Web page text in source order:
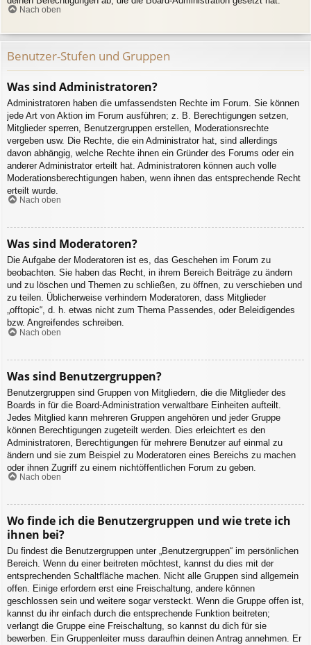
Nach oben
Benutzer-Stufen und Gruppen
Was sind Administratoren?
Administratoren haben die umfassendsten Rechte im Forum. Sie können
jede Art von Aktion im Forum ausführen; z. B. Berechtigungen setzen,
Mitglieder sperren, Benutzergruppen erstellen, Moderationsrechte
vergeben usw. Die Rechte, die ein Administrator hat, sind allerdings
davon abhängig, welche Rechte ihnen ein Gründer des Forums oder ein
anderer Administrator erteilt hat. Administratoren können auch volle
Moderationsberechtigungen haben, wenn ihnen das entsprechende Recht
erteilt wurde.
Nach oben
Was sind Moderatoren?
Die Aufgabe der Moderatoren ist es, das Geschehen im Forum zu
beobachten. Sie haben das Recht, in ihrem Bereich Beiträge zu ändern
und zu löschen und Themen zu schließen, zu öffnen, zu verschieben und
zu teilen. Üblicherweise verhindern Moderatoren, dass Mitglieder
„offtopic“, d. h. etwas nicht zum Thema Passendes, oder Beleidigendes
bzw. Angreifendes schreiben.
Nach oben
Was sind Benutzergruppen?
Benutzergruppen sind Gruppen von Mitgliedern, die die Mitglieder des
Boards in für die Board-Administration verwaltbare Einheiten aufteilt.
Jedes Mitglied kann mehreren Gruppen angehören und jeder Gruppe
können Berechtigungen zugeteilt werden. Dies erleichtert es den
Administratoren, Berechtigungen für mehrere Benutzer auf einmal zu
ändern und sie zum Beispiel zu Moderatoren eines Bereichs zu machen
oder ihnen Zugriff zu einem nichtöffentlichen Forum zu geben.
Nach oben
Wo finde ich die Benutzergruppen und wie trete ich
ihnen bei?
Du findest die Benutzergruppen unter „Benutzergruppen“ im persönlichen
Bereich. Wenn du einer beitreten möchtest, kannst du dies mit der
entsprechenden Schaltfläche machen. Nicht alle Gruppen sind allgemein
offen. Einige erfordern erst eine Freischaltung, andere können
geschlossen sein und weitere sogar versteckt. Wenn die Gruppe offen ist,
kannst du ihr einfach durch die entsprechende Funktion beitreten;
verlangt die Gruppe eine Freischaltung, so kannst du dich für sie
bewerben. Ein Gruppenleiter muss daraufhin deinen Antrag annehmen. Er